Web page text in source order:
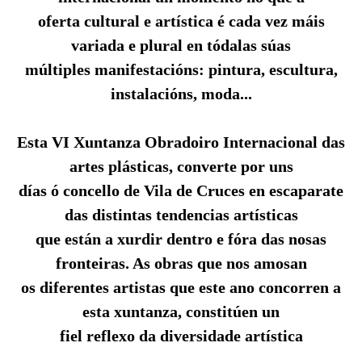
oferta cultural e artística é cada vez máis
variada e plural en tódalas súas
múltiples manifestacións: pintura, escultura,
instalacións, moda...
Esta VI Xuntanza Obradoiro Internacional das
artes plásticas, converte por uns
días ó concello de Vila de Cruces en escaparate
das distintas tendencias artísticas
que están a xurdir dentro e fóra das nosas
fronteiras. As obras que nos amosan
os diferentes artistas que este ano concorren a
esta xuntanza, constitúen un
fiel reflexo da diversidade artística